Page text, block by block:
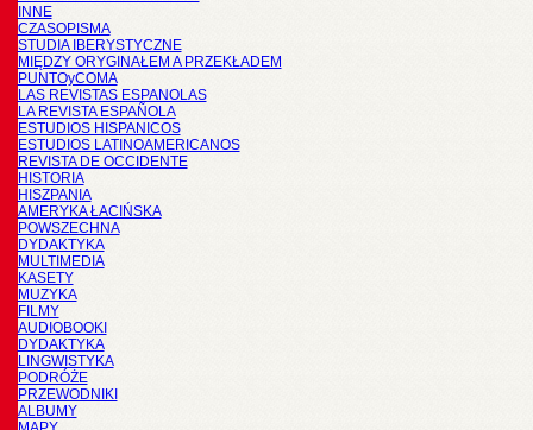
INNE
CZASOPISMA
STUDIA IBERYSTYCZNE
MIĘDZY ORYGINAŁEM A PRZEKŁADEM
PUNTOyCOMA
LAS REVISTAS ESPANOLAS
LA REVISTA ESPAÑOLA
ESTUDIOS HISPANICOS
ESTUDIOS LATINOAMERICANOS
REVISTA DE OCCIDENTE
HISTORIA
HISZPANIA
AMERYKA ŁACIŃSKA
POWSZECHNA
DYDAKTYKA
MULTIMEDIA
KASETY
MUZYKA
FILMY
AUDIOBOOKI
DYDAKTYKA
LINGWISTYKA
PODRÓŻE
PRZEWODNIKI
ALBUMY